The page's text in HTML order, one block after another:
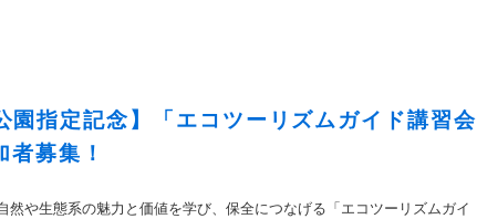
園指定記念】「エコツーリズムガイド講習会
募集！
然や生態系の魅力と価値を学び、保全につなげる「エコツーリズムガイ